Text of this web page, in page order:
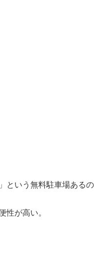
という無料駐車場あるの
性が高い。